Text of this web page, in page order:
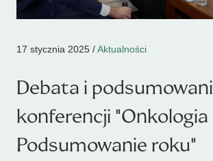
17 stycznia 2025 /Aktualności
Debata i
konferencji "Onkologia
Podsumowanie roku"